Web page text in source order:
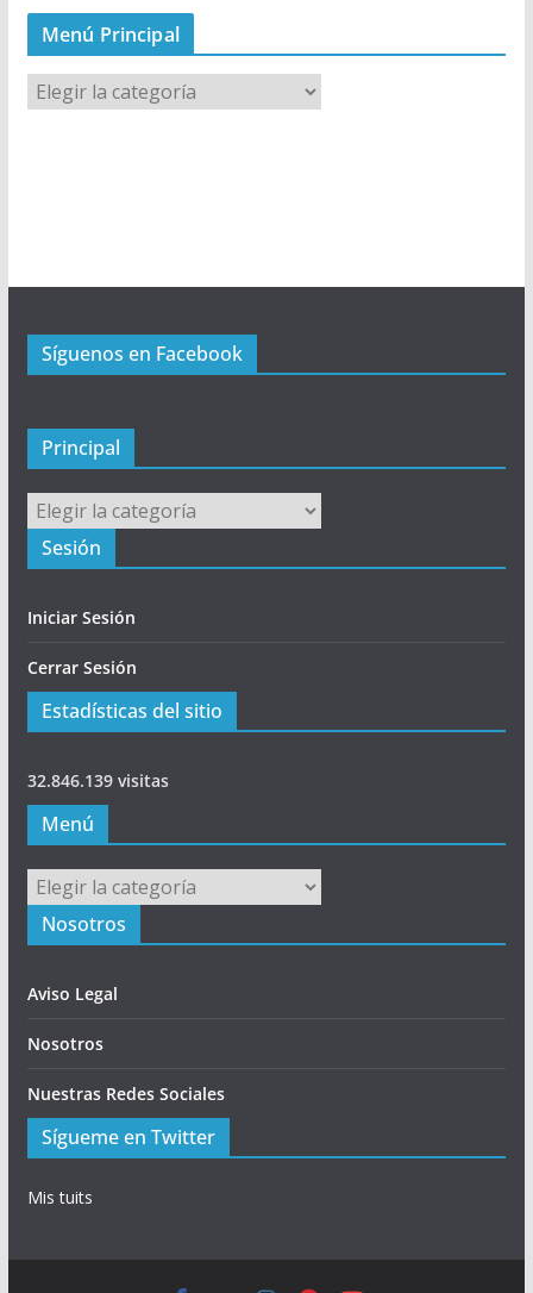
Menú Principal
M
Síguenos en Facebook
Principal
Principal
Sesión
Iniciar Sesión
Cerrar Sesión
Estadísticas del sitio
32.846.139 visitas
Menú
Menú
Nosotros
Aviso Legal
Nosotros
Nuestras Redes Sociales
Sígueme en Twitter
Mis tuits